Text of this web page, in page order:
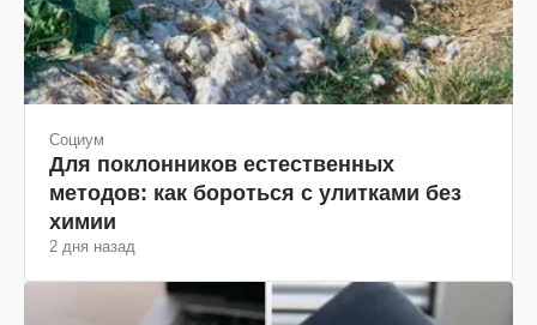
Социум
Для поклонников естественных
методов: как бороться с улитками без
химии
2 дня назад